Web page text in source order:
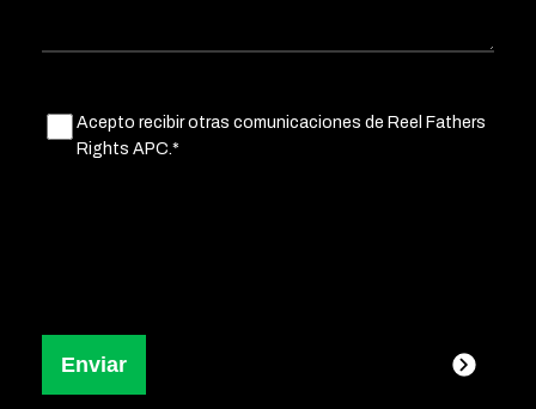
Untitled(Obligatorio)
Acepto recibir otras comunicaciones de Reel Fathers
Rights APC.*